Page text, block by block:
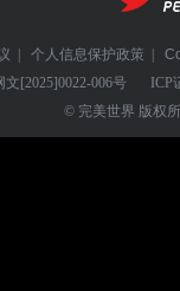
| 个人信息保护政策 |
文[2025]0022-006号
ICP
© 完美世界 版权所